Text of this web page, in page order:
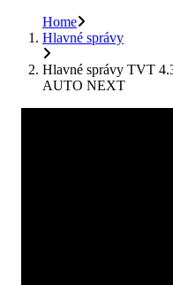
Home
Hlavné správy
Hlavné správy TVT
AUTO NEXT